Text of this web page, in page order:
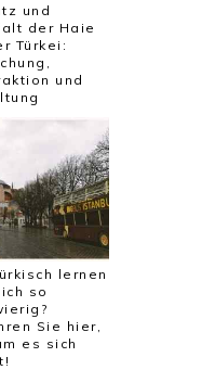
und
der Haie
Türkei:
und
lernen
so
Sie hier,
es sich